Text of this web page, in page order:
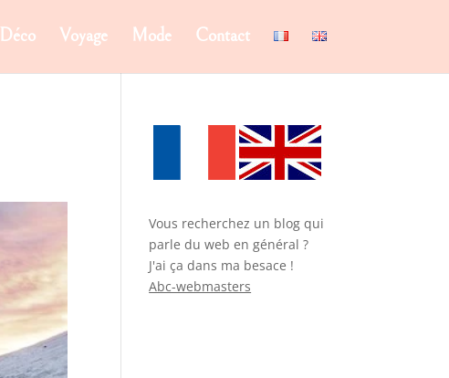
Déco Voyage Mode Contact
Vous recherchez un blog qui
parle du web en général ?
J'ai ça dans ma besace !
Abc-webmasters